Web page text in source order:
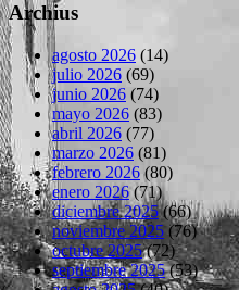
Archius
agosto 2026 (14)
julio 2026 (69)
junio 2026 (74)
mayo 2026 (83)
abril 2026 (77)
marzo 2026 (81)
febrero 2026(80)
enero 2026(71)
diciembre 2025(66)
noviembre 2025 (76)
octubre 2025(72)
septiembre 2025(53)